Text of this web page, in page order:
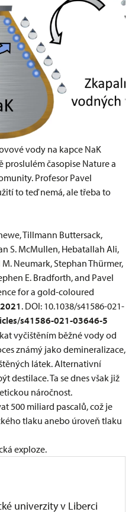
vody na kapce NaK
časopise Nature a
Profesor Pavel
to teď nemá, ale třeba to
Tillmann Buttersack,
S. McMullen, Hebatallah Ali,
Neumark, Stephan Thürmer,
E. Bradforth, and Pavel
for a gold-coloured
2021 . DOI: 10.1038/s41586-021-
s41586-021-03646-5
vyčištěním běžné vody od
známý jako demineralizace,
látek. Alternativní
destilace. Ta se dnes však již
náročnost.
500 miliard pascalů, což je
tlaku anebo úroveň tlaku
exploze.
univerzity v Liberci